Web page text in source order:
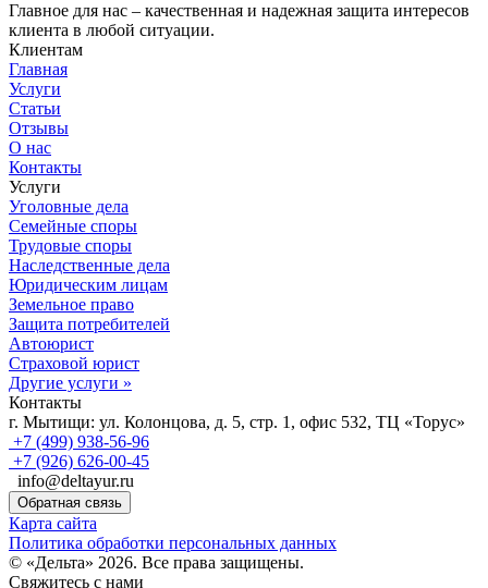
Главное для нас – качественная и надежная защита интересов
клиента в любой ситуации.
Клиентам
Главная
Услуги
Статьи
Отзывы
О нас
Контакты
Услуги
Уголовные дела
Семейные споры
Трудовые споры
Наследственные дела
Юридическим лицам
Земельное право
Защита потребителей
Автоюрист
Страховой юрист
Другие услуги »
Контакты
г. Мытищи: ул. Колонцова, д. 5, стр. 1, офис 532, ТЦ «Торус»
+7 (499) 938-56-96
+7 (926) 626-00-45
info@deltayur.ru
Обратная связь
Карта сайта
Политика обработки персональных данных
© «Дельта» 2026. Все права защищены.
Свяжитесь с нами